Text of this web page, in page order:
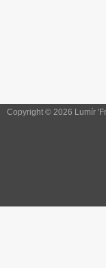
Copyright © 2026 Lumír